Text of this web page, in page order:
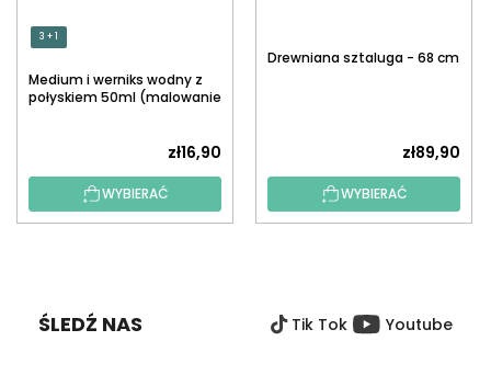
3 + 1
Medium i werniks wodny z
połyskiem 50ml (malowanie
zł16,90
WYBIERAĆ
Drewniana sztaluga - 68 cm
zł89,90
WYBIERAĆ
ŚLEDŹ NAS Tik Tok Youtube